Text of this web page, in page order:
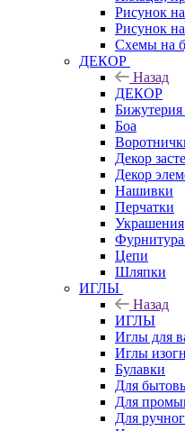
Рисунок
Рисунок
Схемы на
ДЕКОР
Назад
ДЕКОР
Бижутерия
Боа
Декор
Декор
Нашивки
Перчатки
Украшения
Цепи
Шляпки
ИГЛЫ
Назад
ИГЛЫ
Иглы для
Иглы
Булавки
Для
Для
Для